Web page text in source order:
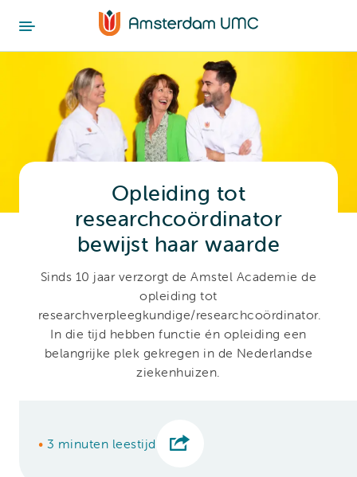
Opleiding tot
researchcoördinator
bewijst haar waarde
Sinds 10 jaar verzorgt de Amstel Academie de
opleiding tot
researchverpleegkundige/researchcoördinator.
In die tijd hebben functie én opleiding een
belangrijke plek gekregen in de Nederlandse
ziekenhuizen.
• 3 minuten leestijd